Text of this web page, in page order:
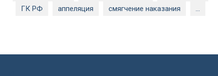
ГК РФ
аппеляция смягчение наказания ...